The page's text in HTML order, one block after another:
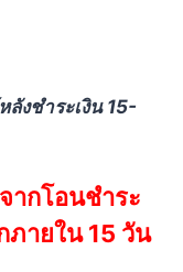
งชำระเงิน 15-
ากโอนชำระ
ภายใน 15 วัน